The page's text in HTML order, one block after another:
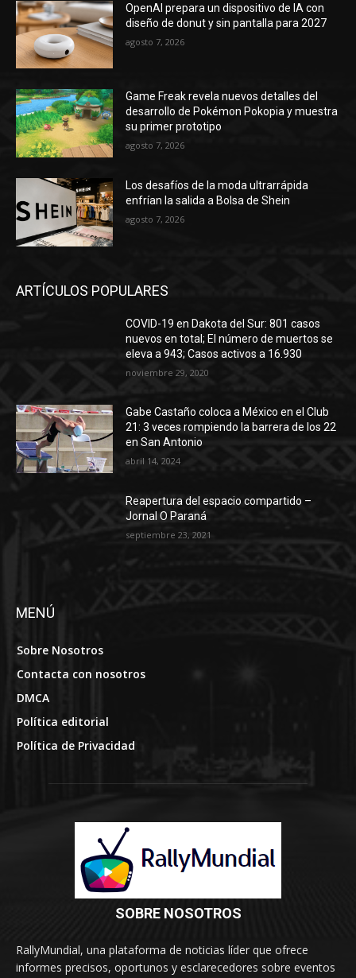
OpenAI prepara un dispositivo de IA con
diseño de donut y sin pantalla para 2027
agosto 7, 2026
Game Freak revela nuevos detalles del
desarrollo de Pokémon Pokopia y muestra
su primer prototipo
agosto 7, 2026
Los desafíos de la moda ultrarrápida
enfrían la salida a Bolsa de Shein
agosto 7, 2026
ARTÍCULOS POPULARES
COVID-19 en Dakota del Sur: 801 casos
nuevos en total; El número de muertos se
eleva a 943; Casos activos a 16.930
noviembre 29, 2020
Gabe Castaño coloca a México en el Club
21: 3 veces rompiendo la barrera de los 22
en San Antonio
abril 14, 2024
Reapertura del espacio compartido –
Jornal O Paraná
septiembre 23, 2021
MENÚ
Sobre Nosotros
Contacta con nosotros
DMCA
Política editorial
Política de Privacidad
SOBRE NOSOTROS
RallyMundial, una plataforma de noticias líder que ofrece
informes precisos, oportunos y esclarecedores sobre eventos